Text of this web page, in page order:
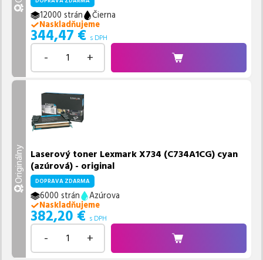
12000 strán
Čierna
Naskladňujeme
344,47 € s DPH
- +
Originálny Laserový toner Lexmark X734 (C734A1CG) cyan
(azúrová) - original
DOPRAVA ZDARMA
6000 strán
Azúrova
Naskladňujeme
382,20 € s DPH
- +